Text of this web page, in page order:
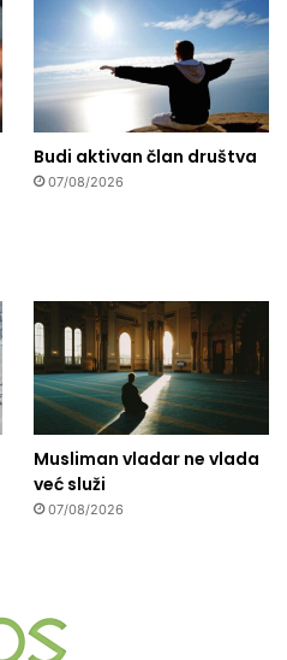
Budi aktivan član društva
07/08/2026
Musliman vladar ne vlada
već služi
07/08/2026